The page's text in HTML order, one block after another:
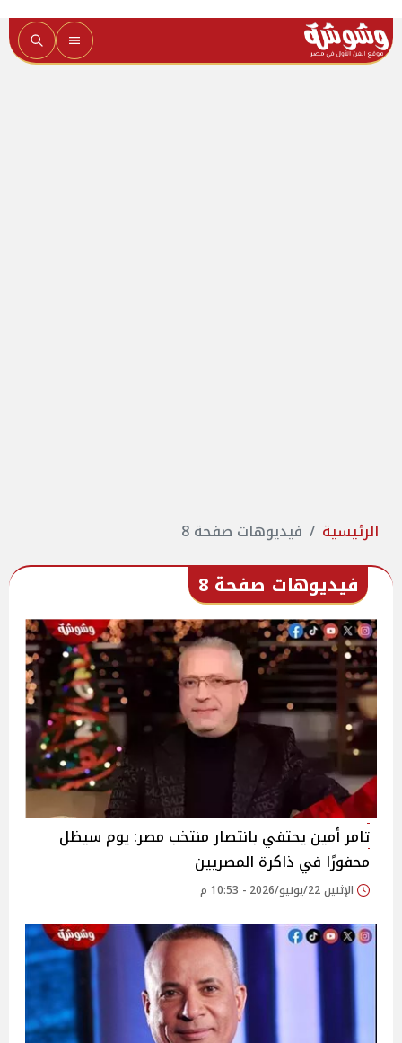
الرئيسية فيديوهات صفحة 8
فيديوهات صفحة 8
تامر أمين يحتفي بانتصار منتخب مصر: يوم سيظل
محفورًا في ذاكرة المصريين
الإثنين 22/يونيو/2026 - 10:53 م